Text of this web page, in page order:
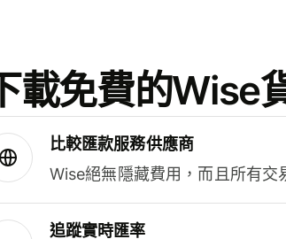
載免費的Wise
比較匯款服務供應商
Wise絕無隱藏費用，而且所有交
追蹤實時匯率